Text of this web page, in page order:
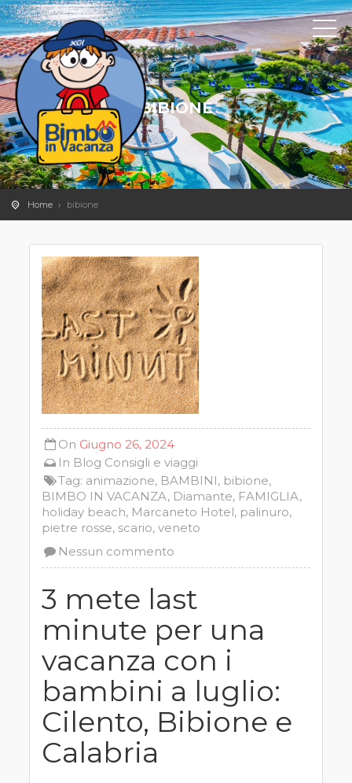
BIBIONE
Home bibione
On Giugno 26, 2024
In Blog Consigli e viaggi
Tag: animazione, BAMBINI, bibione,
BIMBO IN VACANZA, Diamante, FAMIGLIA,
holiday beach, Marcaneto Hotel, palinuro,
pietre rosse, scario,veneto
Nessun commento
3 mete last
minute per una
vacanza con i
bambini a luglio:
Cilento, Bibione e
Calabria